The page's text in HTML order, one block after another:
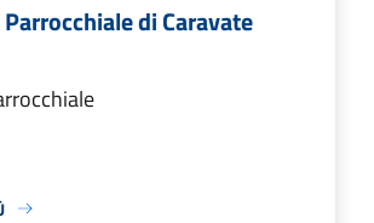
di Caravate